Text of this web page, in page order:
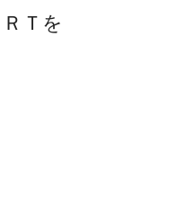
Ｔを